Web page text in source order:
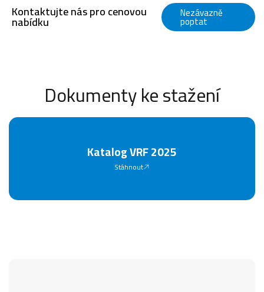
Kontaktujte nás pro cenovou
nabídku Nezávazně
poptat
Dokumenty ke stažení
Katalog VRF 2025
Stáhnout